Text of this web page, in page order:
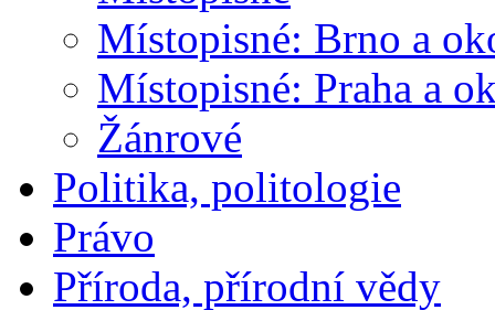
Místopisné: Brno a
Místopisné: Praha a
Žánrové
Politika, politologie
Právo
Příroda, přírodní vědy